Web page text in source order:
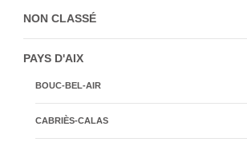
NON CLASSÉ
PAYS D'AIX
BOUC-BEL-AIR
CABRIÈS-CALAS